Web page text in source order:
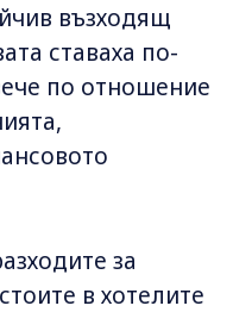
възходящ
ставаха по-
по отношение
за
в хотелите